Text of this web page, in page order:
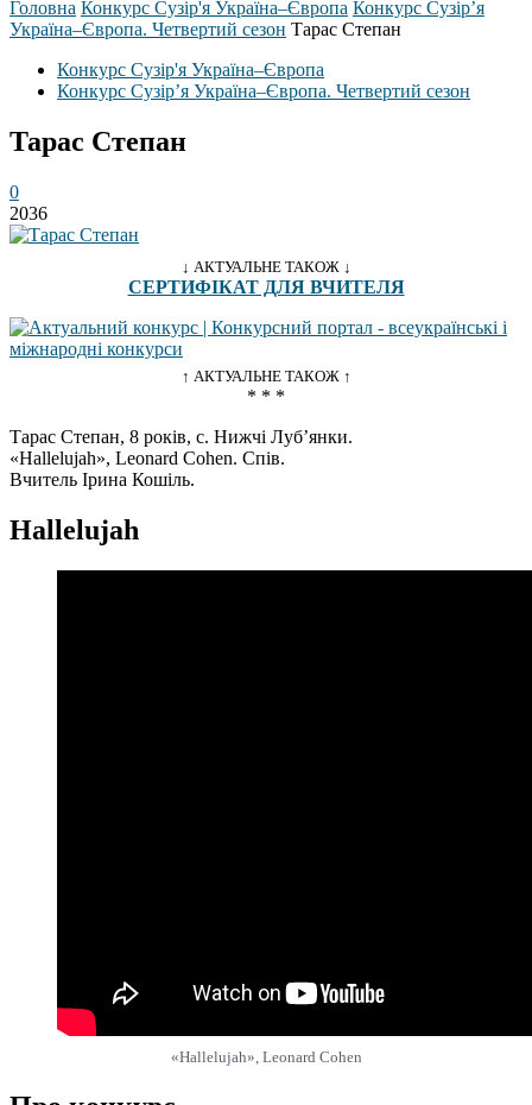
Головна Конкурс Сузір'я Україна–Європа Конкурс Сузір’я
Україна–Європа. Четвертий сезон Тарас Степан
Конкурс Сузір'я Україна–Європа
Конкурс Сузір’я Україна–Європа. Четвертий сезон
Тарас Степан
0
2036
↓ АКТУАЛЬНЕ ТАКОЖ ↓
СЕРТИФІКАТ ДЛЯ ВЧИТЕЛЯ
↑ АКТУАЛЬНЕ ТАКОЖ ↑
* * *
Тарас Степан, 8 років, с. Нижчі Луб’янки.
«Hallelujah», Leonard Cohen. Спів.
Вчитель Ірина Кошіль.
Hallelujah
«Hallelujah», Leonard Cohen